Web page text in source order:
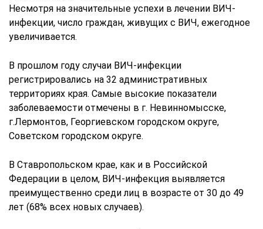
Несмотря на значительные успехи в лечении ВИЧ-
инфекции, число граждан, живущих с ВИЧ, ежегодное
увеличивается.
В прошлом году случаи ВИЧ-инфекции
регистрировались на 32 административных
территориях края. Самые высокие показатели
заболеваемости отмечены в г. Невинномысске,
г.Лермонтов, Георгиевском городском округе,
Советском городском округе.
В Ставропольском крае, как и в Российской
Федерации в целом, ВИЧ-инфекция выявляется
преимущественно среди лиц в возрасте от 30 до 49
лет (68% всех новых случаев).